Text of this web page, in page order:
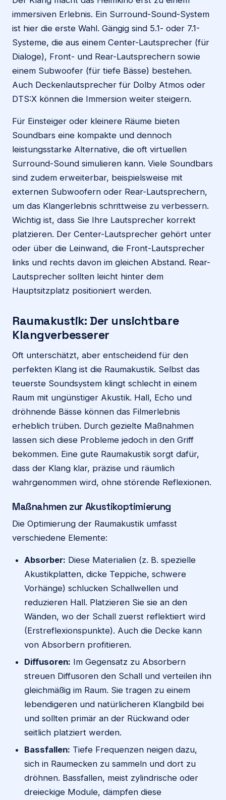
immersiven Erlebnis. Ein Surround-Sound-System
ist hier die erste Wahl. Gängig sind 5.1- oder 7.1-
Systeme, die aus einem Center-Lautsprecher (für
Dialoge), Front- und Rear-Lautsprechern sowie
einem Subwoofer (für tiefe Bässe) bestehen.
Auch Deckenlautsprecher für Dolby Atmos oder
DTS:X können die Immersion weiter steigern.
Für Einsteiger oder kleinere Räume bieten
Soundbars eine kompakte und dennoch
leistungsstarke Alternative, die oft virtuellen
Surround-Sound simulieren kann. Viele Soundbars
sind zudem erweiterbar, beispielsweise mit
externen Subwoofern oder Rear-Lautsprechern,
um das Klangerlebnis schrittweise zu verbessern.
Wichtig ist, dass Sie Ihre Lautsprecher korrekt
platzieren. Der Center-Lautsprecher gehört unter
oder über die Leinwand, die Front-Lautsprecher
links und rechts davon im gleichen Abstand. Rear-
Lautsprecher sollten leicht hinter dem
Hauptsitzplatz positioniert werden.
Raumakustik: Der unsichtbare
Klangverbesserer
Oft unterschätzt, aber entscheidend für den
perfekten Klang ist die Raumakustik. Selbst das
teuerste Soundsystem klingt schlecht in einem
Raum mit ungünstiger Akustik. Hall, Echo und
dröhnende Bässe können das Filmerlebnis
erheblich trüben. Durch gezielte Maßnahmen
lassen sich diese Probleme jedoch in den Griff
bekommen. Eine gute Raumakustik sorgt dafür,
dass der Klang klar, präzise und räumlich
wahrgenommen wird, ohne störende Reflexionen.
Maßnahmen zur Akustikoptimierung
Die Optimierung der Raumakustik umfasst
verschiedene Elemente:
Absorber: Diese Materialien (z. B. spezielle
Akustikplatten, dicke Teppiche, schwere
Vorhänge) schlucken Schallwellen und
reduzieren Hall. Platzieren Sie sie an den
Wänden, wo der Schall zuerst reflektiert wird
(Erstreflexionspunkte). Auch die Decke kann
von Absorbern profitieren.
Diffusoren: Im Gegensatz zu Absorbern
streuen Diffusoren den Schall und verteilen ihn
gleichmäßig im Raum. Sie tragen zu einem
lebendigeren und natürlicheren Klangbild bei
und sollten primär an der Rückwand oder
seitlich platziert werden.
Bassfallen: Tiefe Frequenzen neigen dazu,
sich in Raumecken zu sammeln und dort zu
dröhnen. Bassfallen, meist zylindrische oder
dreieckige Module, dämpfen diese